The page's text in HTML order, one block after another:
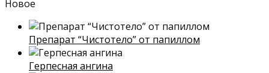
Новое
Препарат “Чистотело” от папиллом
Герпесная ангина